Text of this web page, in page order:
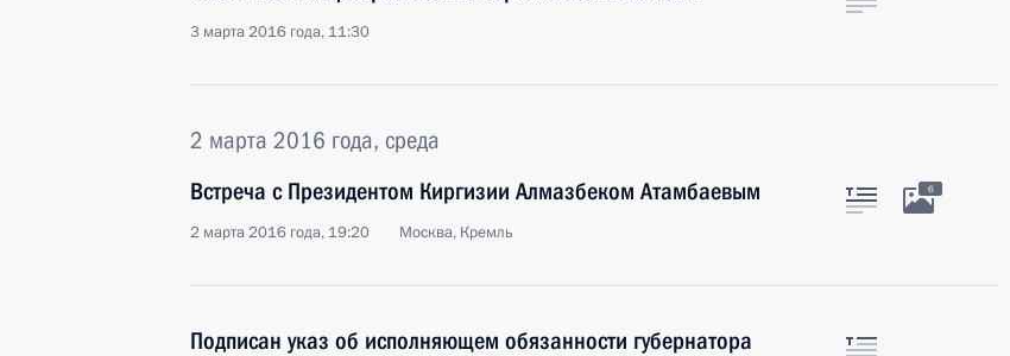
3 марта 2016 года, 11:30
2 марта 2016 года, среда
Встреча с Президентом Киргизии Алмазбеком Атамбаевым
2 марта 2016 года, 19:20 Москва, Кремль
6
Подписан указ об исполняющем обязанности губернатора